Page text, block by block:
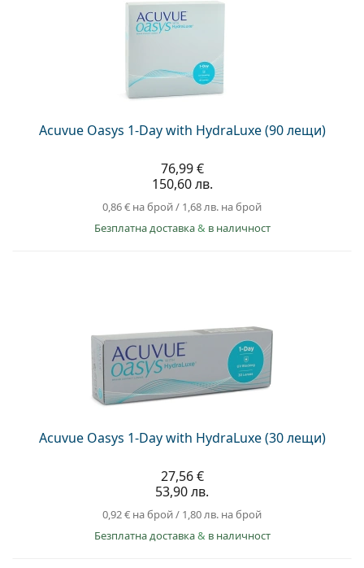
Acuvue Oasys 1-Day with HydraLuxe (90 лещи)
76,99 €
150,60 лв.
0,86 € на брой/ 1,68 лв. на брой
Безплатна доставка& в наличност
Acuvue Oasys 1-Day with HydraLuxe (30 лещи)
27,56 €
53,90 лв.
0,92 € на брой/ 1,80 лв. на брой
Безплатна доставка& в наличност